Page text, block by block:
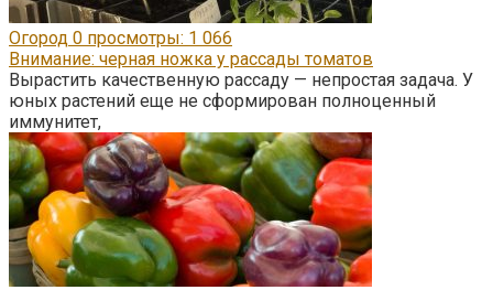
Огород 0 просмотры: 1 066
Внимание: черная ножка у рассады томатов
Вырастить качественную рассаду — непростая задача. У
юных растений еще не сформирован полноценный
иммунитет,